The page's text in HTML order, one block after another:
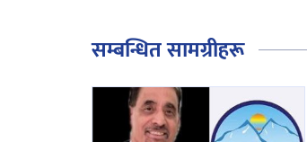
सम्बन्धित सामग्रीहरू